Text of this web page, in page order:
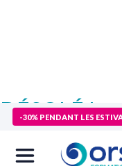
-30% PENDANT LES
DÉSOLÉ !
Cette formation
d'autres
répondre à vos